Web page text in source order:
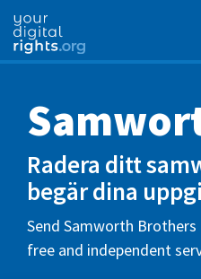
Radera ditt
begär dina
Send Samworth
free and independent